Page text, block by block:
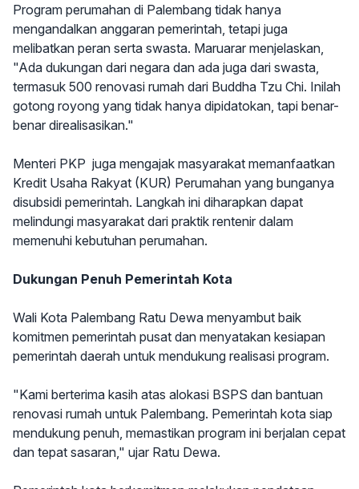
Program perumahan di Palembang tidak hanya
mengandalkan anggaran pemerintah, tetapi juga
melibatkan peran serta swasta. Maruarar menjelaskan,
"Ada dukungan dari negara dan ada juga dari swasta,
termasuk 500 renovasi rumah dari Buddha Tzu Chi. Inilah
gotong royong yang tidak hanya dipidatokan, tapi benar-
benar direalisasikan."
Menteri PKP juga mengajak masyarakat memanfaatkan
Kredit Usaha Rakyat (KUR) Perumahan yang bunganya
disubsidi pemerintah. Langkah ini diharapkan dapat
melindungi masyarakat dari praktik rentenir dalam
memenuhi kebutuhan perumahan.
Dukungan Penuh Pemerintah Kota
Wali Kota Palembang Ratu Dewa menyambut baik
komitmen pemerintah pusat dan menyatakan kesiapan
pemerintah daerah untuk mendukung realisasi program.
"Kami berterima kasih atas alokasi BSPS dan bantuan
renovasi rumah untuk Palembang. Pemerintah kota siap
mendukung penuh, memastikan program ini berjalan cepat
dan tepat sasaran," ujar Ratu Dewa.